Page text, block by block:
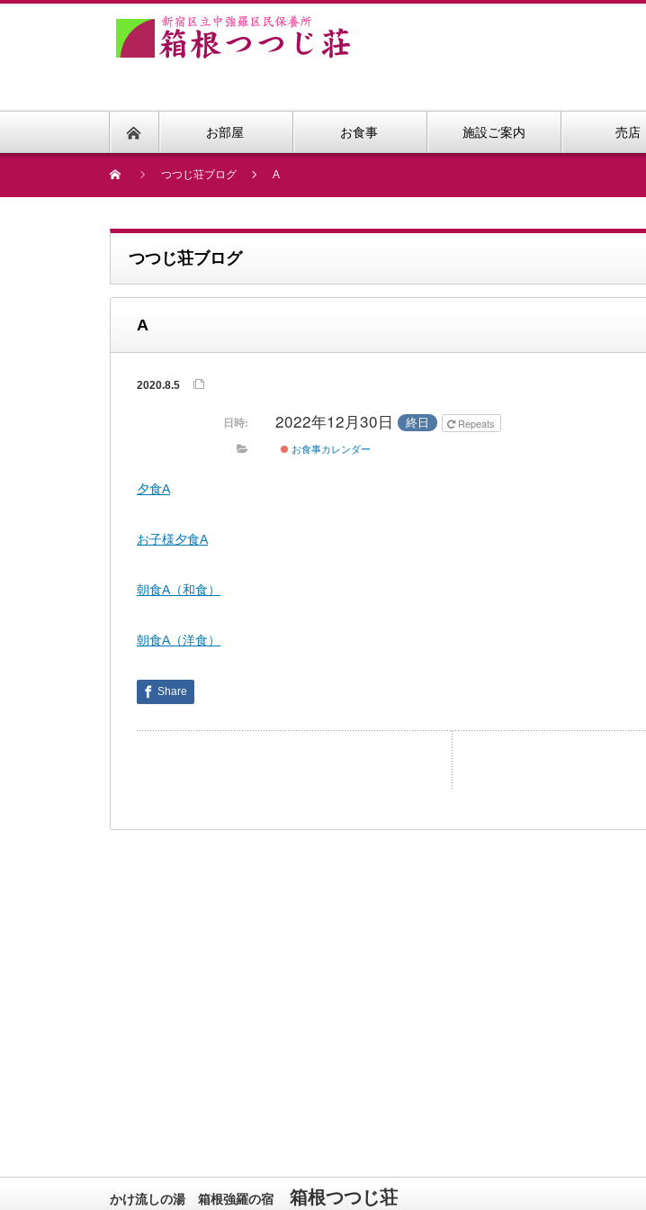
お部屋 お食事 施設ご案内 売店
つつじ荘ブログ A
つつじ荘ブログ
A
2020.8.5
日時: 2022年12月30日 終日
Repeats
お食事カレンダー
夕食A
お子様夕食A
朝食A（和食）
朝食A（洋食）
Share
かけ流しの湯 箱根強羅の宿 箱根つつじ荘